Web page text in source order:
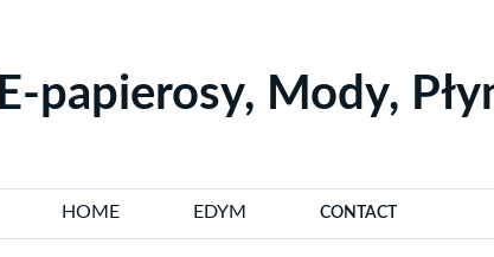
papierosy, Mody,
HOME EDYM CONTACT